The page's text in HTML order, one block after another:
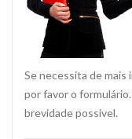
Se necessita de
por favor o
brevidade possivel.